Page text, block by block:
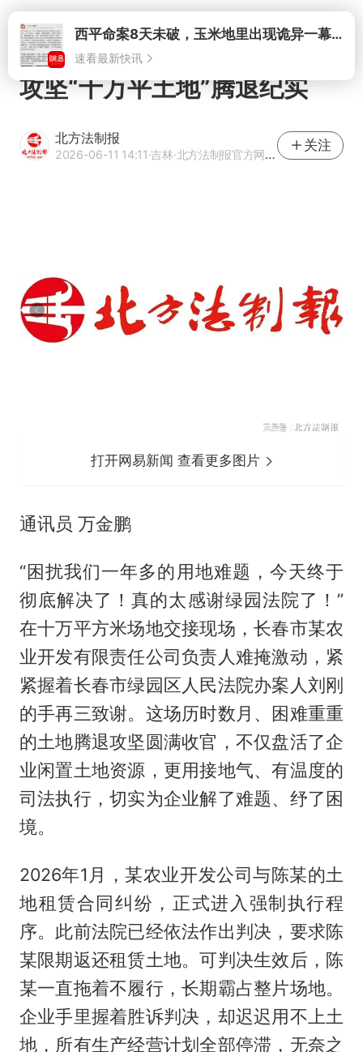
打开西平命案8天未破，玉米地里出现诡异一幕，我突然想起了欧金中
速看最新快讯
攻坚“十万平土地”腾退纪实
北方法制报
2026-06-11 14:11·吉林·北方法制报官方网易号
关注
打开网易新闻 查看更多图片
通讯员 万金鹏
“困扰我们一年多的用地难题，今天终于
彻底解决了！真的太感谢绿园法院了！”
在十万平方米场地交接现场，长春市某农
业开发有限责任公司负责人难掩激动，紧
紧握着长春市绿园区人民法院办案人刘刚
的手再三致谢。这场历时数月、困难重重
的土地腾退攻坚圆满收官，不仅盘活了企
业闲置土地资源，更用接地气、有温度的
司法执行，切实为企业解了难题、纾了困
境。
2026年1月，某农业开发公司与陈某的土
地租赁合同纠纷，正式进入强制执行程
序。此前法院已经依法作出判决，要求陈
某限期返还租赁土地。可判决生效后，陈
某一直拖着不履行，长期霸占整片场地。
企业手里握着胜诉判决，却迟迟用不上土
地，所有生产经营计划全部停滞，无奈之